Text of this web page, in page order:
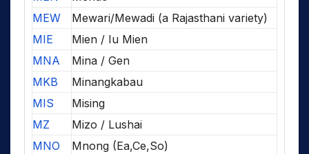
MEW
Mewari/Mewadi (a Rajasthani variety)
MIE
Mien / Iu Mien
MNA
Mina / Gen
MKB
Minangkabau
MIS
Mising
MZ
Mizo / Lushai
MNO
Mnong (Ea,Ce,So)